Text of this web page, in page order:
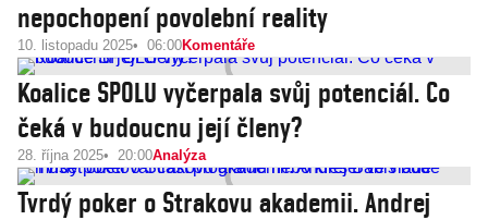
nepochopení povolební reality
10. listopadu 2025 06:00Komentáře
Koalice SPOLU vyčerpala svůj potenciál. Co
čeká v budoucnu její členy?
28. října 2025 20:00Analýza
Tvrdý poker o Strakovu akademii. Andrej